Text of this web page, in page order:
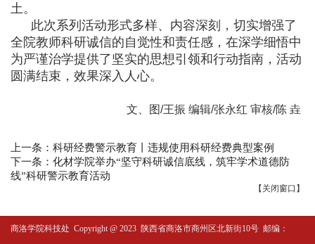
土。
此次系列活动形式多样、内容深刻，切实增强了
全院教师科研诚信的自觉性和责任感，在深学细悟中
为严谨治学提供了坚实的思想引领和行动指南，活动
圆满结束，效果深入人心。
文、图/王振 编辑/张永红 审核/陈 垚
上一条：科研经费警示教育丨违规使用科研经费典型案例
下一条：化材学院举办“坚守科研诚信底线，筑牢学术道德防
线”科研警示教育活动
【 关闭窗口 】
商洛学院科技处 Copyright @ 2023 陕西省商洛市商州区北新街10号 邮编：